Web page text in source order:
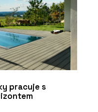
pracuje s